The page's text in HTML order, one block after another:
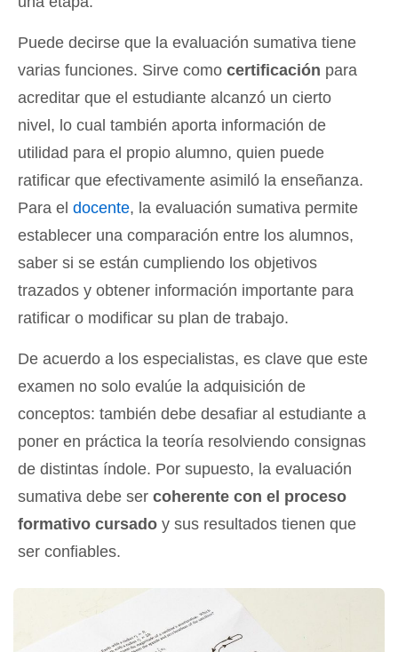
Puede decirse que la evaluación sumativa tiene
varias funciones. Sirve como certificación para
acreditar que el estudiante alcanzó un cierto
nivel, lo cual también aporta información de
utilidad para el propio alumno, quien puede
ratificar que efectivamente asimiló la enseñanza.
Para el docente, la evaluación sumativa permite
establecer una comparación entre los alumnos,
saber si se están cumpliendo los objetivos
trazados y obtener información importante para
ratificar o modificar su plan de trabajo.
De acuerdo a los especialistas, es clave que este
examen no solo evalúe la adquisición de
conceptos: también debe desafiar al estudiante a
poner en práctica la teoría resolviendo consignas
de distintas índole. Por supuesto, la evaluación
sumativa debe ser coherente con el proceso
formativo cursado y sus resultados tienen que
ser confiables.